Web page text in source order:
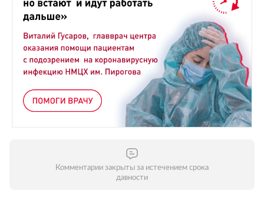
Комментарии закрыты за истечением срока
давности